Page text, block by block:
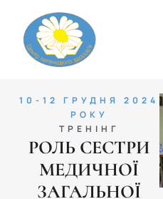
10-12 ГРУДНЯ 2024
РОКУ
ТРЕНІНГ
РОЛЬ СЕСТРИ
МЕДИЧНОЇ
ЗАГАЛЬНОЇ